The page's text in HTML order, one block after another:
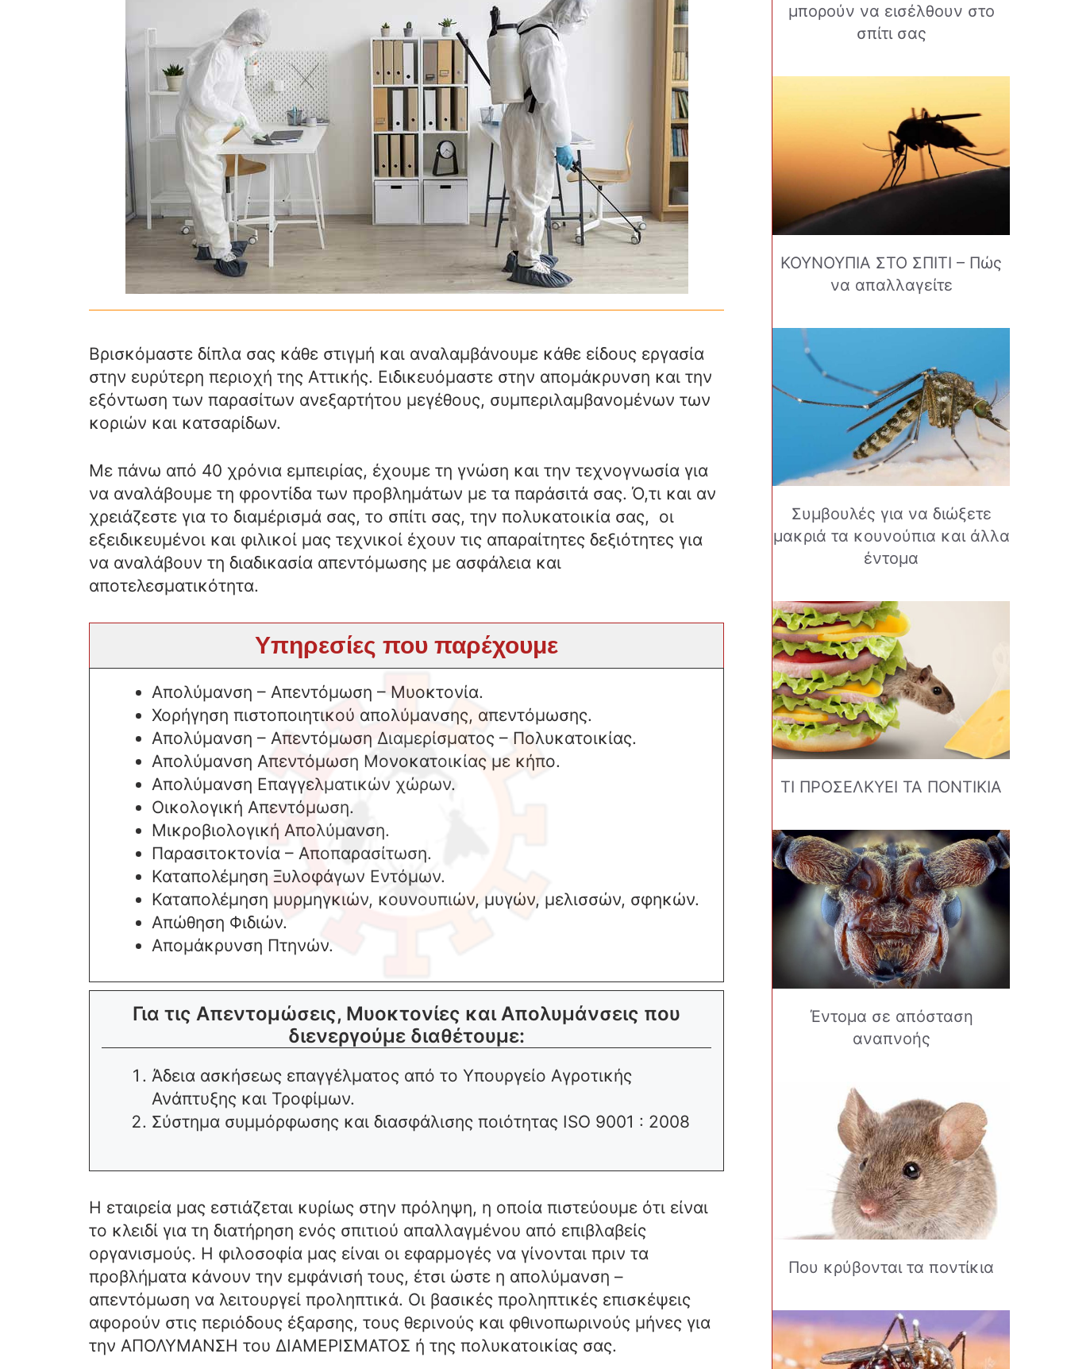
Βρισκόμαστε δίπλα σας κάθε στιγμή και αναλαμβάνουμε κάθε είδους εργασία
στην ευρύτερη περιοχή της Αττικής. Ειδικευόμαστε στην απομάκρυνση και την
εξόντωση των παρασίτων ανεξαρτήτου μεγέθους, συμπεριλαμβανομένων των
κοριών και κατσαρίδων.
Με πάνω από 40 χρόνια εμπειρίας, έχουμε τη γνώση και την τεχνογνωσία για
να αναλάβουμε τη φροντίδα των προβλημάτων με τα παράσιτά σας. Ό,τι και αν
χρειάζεστε για το διαμέρισμά σας, το σπίτι σας, την πολυκατοικία σας, οι
εξειδικευμένοι και φιλικοί μας τεχνικοί έχουν τις απαραίτητες δεξιότητες για
να αναλάβουν τη διαδικασία απεντόμωσης με ασφάλεια και
αποτελεσματικότητα.
Υπηρεσίες που παρέχουμε
Απολύμανση – Απεντόμωση – Μυοκτονία.
Χορήγηση πιστοποιητικού απολύμανσης, απεντόμωσης.
Απολύμανση – Απεντόμωση Διαμερίσματος – Πολυκατοικίας.
Απολύμανση Απεντόμωση Μονοκατοικίας με κήπο.
Απολύμανση Επαγγελματικών χώρων.
Οικολογική Απεντόμωση.
Μικροβιολογική Απολύμανση.
Παρασιτοκτονία – Αποπαρασίτωση.
Καταπολέμηση Ξυλοφάγων Εντόμων.
Καταπολέμηση μυρμηγκιών, κουνουπιών, μυγών, μελισσών, σφηκών.
Απώθηση Φιδιών.
Απομάκρυνση Πτηνών.
Για τις Απεντομώσεις, Μυοκτονίες και Απολυμάνσεις που
διενεργούμε διαθέτουμε:
Άδεια ασκήσεως επαγγέλματος από το Υπουργείο Αγροτικής
Ανάπτυξης και Τροφίμων.
Σύστημα συμμόρφωσης και διασφάλισης ποιότητας ISO 9001 : 2008
Η εταιρεία μας εστιάζεται κυρίως στην πρόληψη, η οποία πιστεύουμε ότι είναι
το κλειδί για τη διατήρηση ενός σπιτιού απαλλαγμένου από επιβλαβείς
οργανισμούς. Η φιλοσοφία μας είναι οι εφαρμογές να γίνονται πριν τα
προβλήματα κάνουν την εμφάνισή τους, έτσι ώστε η απολύμανση –
απεντόμωση να λειτουργεί προληπτικά. Οι βασικές προληπτικές επισκέψεις
αφορούν στις περιόδους έξαρσης, τους θερινούς και φθινοπωρινούς μήνες για
την ΑΠΟΛΥΜΑΝΣΗ του ΔΙΑΜΕΡΙΣΜΑΤΟΣ ή της πολυκατοικίας σας.
μπορούν να εισέλθουν στο
σπίτι σας
ΚΟΥΝΟΥΠΙΑ ΣΤΟ ΣΠΙΤΙ – Πώς
να απαλλαγείτε
Συμβουλές για να διώξετε
μακριά τα κουνούπια και άλλα
έντομα
ΤΙ ΠΡΟΣΕΛΚΥΕΙ ΤΑ ΠΟΝΤΙΚΙΑ
Έντομα σε απόσταση
αναπνοής
Που κρύβονται τα ποντίκια